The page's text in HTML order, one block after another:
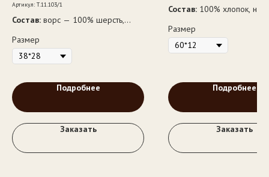
Артикул: Т.11.103/1
Состав: ворс — 100% шерсть,
Размер
Подробнее
Заказать
Состав: 100% хлопок,
Размер
Подробнее
Заказать